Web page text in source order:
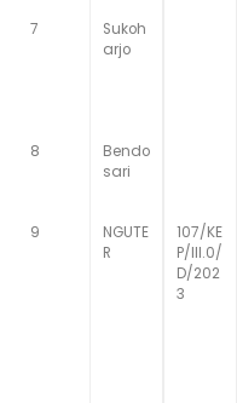
7
Sukoh
arjo
8
Bendo
sari
9
NGUTE
R
107/KE
P/III.0/
D/202
3